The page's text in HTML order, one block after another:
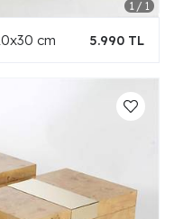
cm 5.990 TL